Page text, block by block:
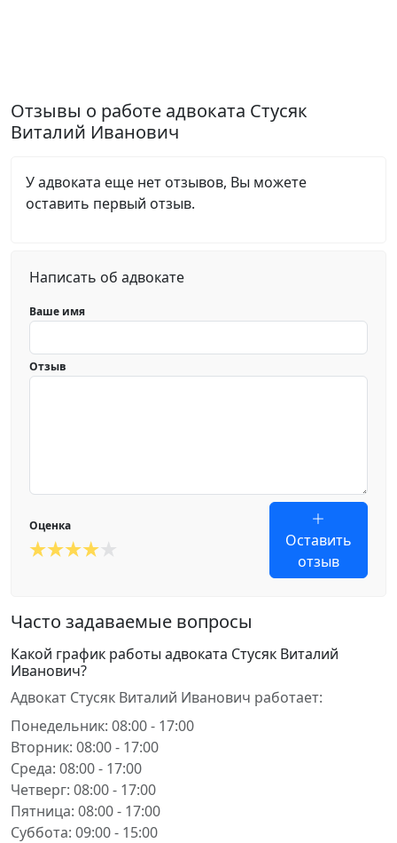
Отзывы о работе адвоката Стусяк
Виталий Иванович
У адвоката еще нет отзывов, Вы можете
оставить первый отзыв.
Написать об адвокате
Ваше имя
Отзыв
Оценка
Оставить
отзыв
Часто задаваемые вопросы
Какой график работы адвоката Стусяк Виталий
Иванович?
Адвокат Стусяк Виталий Иванович работает:
Понедельник: 08:00 - 17:00
Вторник: 08:00 - 17:00
Среда: 08:00 - 17:00
Четверг: 08:00 - 17:00
Пятница: 08:00 - 17:00
Суббота: 09:00 - 15:00